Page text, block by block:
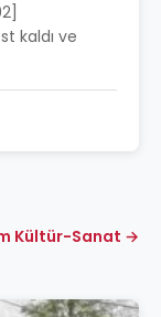
kaldı ve
Kültür-Sanat →